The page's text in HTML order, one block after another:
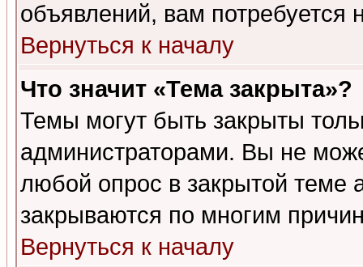
объявлений, вам потребуется
Вернуться к началу
Что значит «Тема закрыта»?
Темы могут быть закрыты
администраторами. Вы не
любой опрос в закрытой теме
закрываются по многим
Вернуться к началу